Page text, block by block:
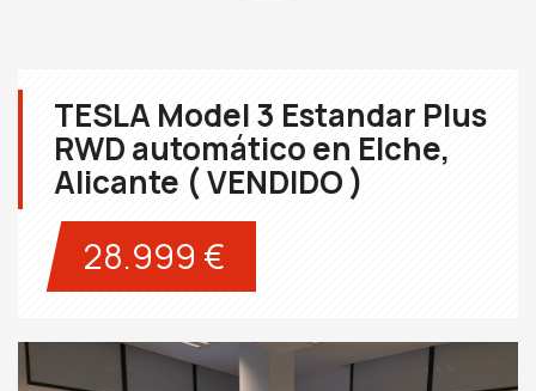
TESLA Model 3 Estandar Plus
RWD automático en Elche,
Alicante ( VENDIDO )
28.999 €